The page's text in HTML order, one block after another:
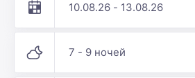
10.08.26 - 13.08.26
7 - 9 ночей